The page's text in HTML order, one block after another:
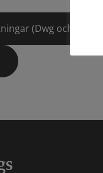
(Dwg och pdf)